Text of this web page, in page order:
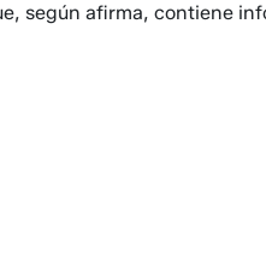
según afirma, contiene